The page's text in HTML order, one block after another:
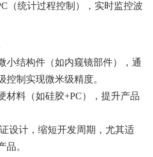
（统计过程控制），实时监控波
小结构件（如内窥镜部件），通
控制实现微米级精度。
材料（如硅胶+PC），提升产品
证设计，缩短开发周期，尤其适
品。